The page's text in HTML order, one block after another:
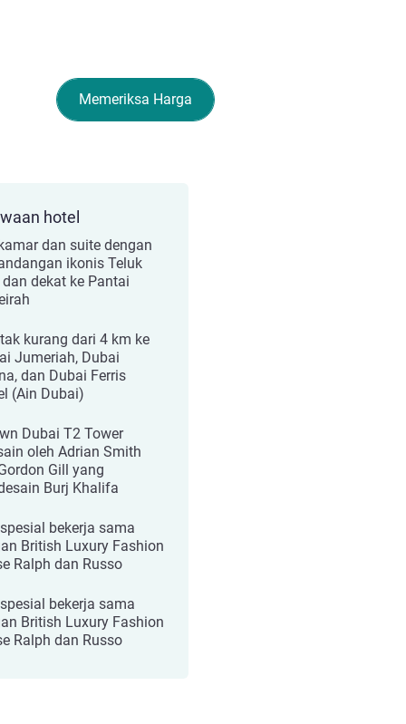
Memeriksa Harga
hotel
dan suite dengan
ikonis Teluk
dekat ke Pantai
kurang dari 4 km ke
Jumeriah, Dubai
dan Dubai Ferris
(Ain Dubai)
Dubai T2 Tower
oleh Adrian Smith
Gill yang
Burj Khalifa
bekerja sama
British Luxury Fashion
Ralph dan Russo
bekerja sama
British Luxury Fashion
Ralph dan Russo